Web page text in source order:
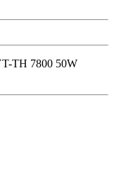
TH 7800 50W